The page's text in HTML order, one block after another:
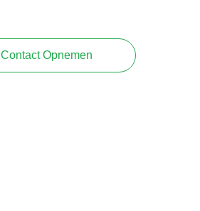
Contact Opnemen